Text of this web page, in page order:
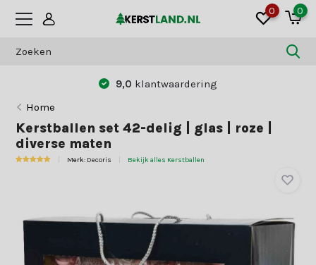
0 0
Betaal zoals jij dat wilt:
Home
Kerstballen set 42-delig | glas | roze |
diverse maten
Merk: Decoris Bekijk alles Kerstballen